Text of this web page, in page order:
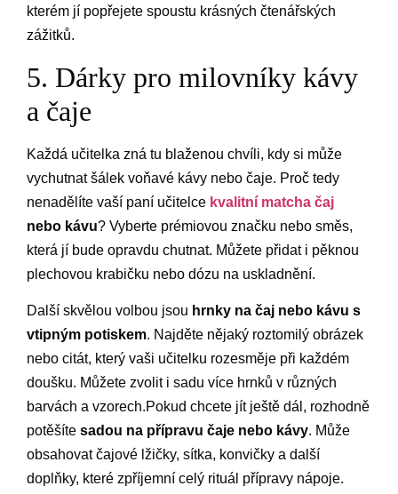
kterém jí popřejete spoustu krásných čtenářských
zážitků.
5. Dárky pro milovníky kávy
a čaje
Každá učitelka zná tu blaženou chvíli, kdy si může
vychutnat šálek voňavé kávy nebo čaje. Proč tedy
nenadělíte vaší paní učitelce kvalitní matcha čaj
nebo kávu? Vyberte prémiovou značku nebo směs,
která jí bude opravdu chutnat. Můžete přidat i pěknou
plechovou krabičku nebo dózu na uskladnění.
Další skvělou volbou jsou hrnky na čaj nebo kávu s
vtipným potiskem. Najděte nějaký roztomilý obrázek
nebo citát, který vaši učitelku rozesměje při každém
doušku. Můžete zvolit i sadu více hrnků v různých
barvách a vzorech.Pokud chcete jít ještě dál, rozhodně
potěšíte sadou na přípravu čaje nebo kávy. Může
obsahovat čajové lžičky, sítka, konvičky a další
doplňky, které zpříjemní celý rituál přípravy nápoje.